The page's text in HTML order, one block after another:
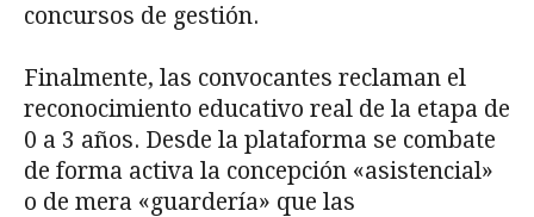
concursos de gestión.
Finalmente, las convocantes reclaman el
reconocimiento educativo real de la etapa de
0 a 3 años. Desde la plataforma se combate
de forma activa la concepción «asistencial»
o de mera «guardería» que las